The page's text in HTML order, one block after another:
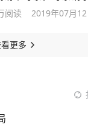
婚期
阅读 2019年07月12
更多